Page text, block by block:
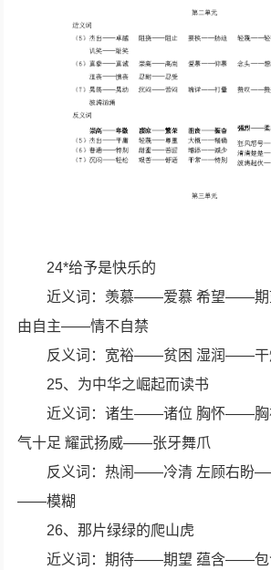
24*给予是快乐的
近义词：羡慕——爱慕 希望——
由自主——情不自禁
反义词：宽裕——贫困 湿润——
25、为中华之崛起而读书
近义词：诸生——诸位 胸怀——
气十足 耀武扬威——张牙舞爪
反义词：热闹——冷清 左顾右盼
——模糊
26、那片绿绿的爬山虎
近义词：期待——期望 蕴含——